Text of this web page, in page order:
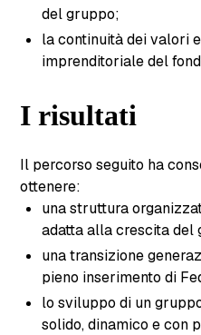
del gruppo;
la continuità dei valori
imprenditoriale del
I risultati
Il percorso seguito ha
ottenere:
una struttura
adatta alla crescita del
una transizione
pieno inserimento di
lo sviluppo di un
solido, dinamico e con